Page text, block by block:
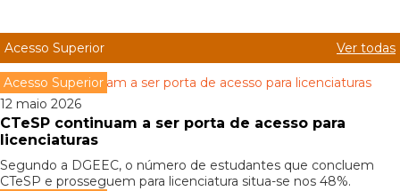
Acesso Superior Ver todas
Acesso Superior
12 maio 2026
CTeSP continuam a ser porta de acesso para
licenciaturas
Segundo a DGEEC, o número de estudantes que concluem
CTeSP e prosseguem para licenciatura situa-se nos 48%.